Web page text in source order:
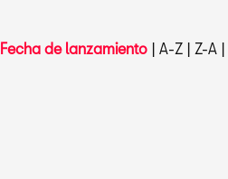
Fecha de lanzamiento | A-Z | Z-A |